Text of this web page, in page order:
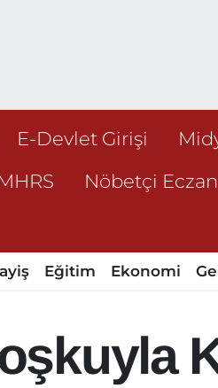
E-Devlet Girişi
Nöbetçi
Eğitim Ekonomi